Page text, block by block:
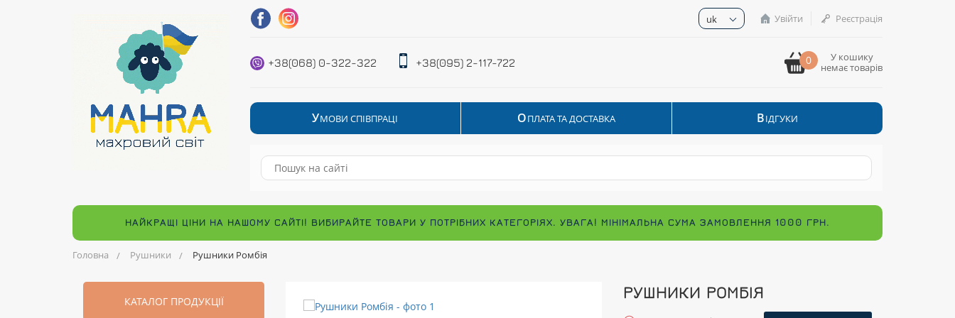
uk Увійти Реєстрація
+38(068) 0-322-322 +38(095) 2-117-722 0
У кошику
немає товарів
УМОВИ СПІВПРАЦІ ОПЛАТА ТА ДОСТАВКА ВІДГУКИ
НАЙКРАЩІ ЦІНИ НА НАШОМУ САЙТІ! ВИБИРАЙТЕ ТОВАРИ У ПОТРІБНИХ КАТЕГОРІЯХ. УВАГА! МІНІМАЛЬНА СУМА ЗАМОВЛЕННЯ 1000 ГРН.
Головна Рушники Рушники Ромбія
КАТАЛОГ ПРОДУКЦІЇ РУШНИКИ РОМБІЯ